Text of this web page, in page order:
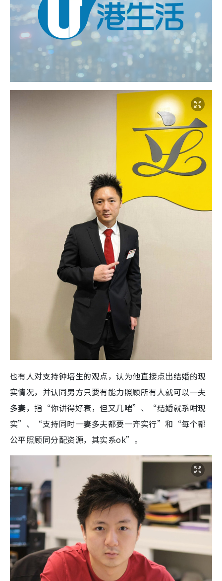
也有人对支持钟培生的观点，认为他直接点出结婚的现
实情况，并认同男方只要有能力照顾所有人就可以一夫
多妻，指“你讲得好衰，但又几啱”、“结婚就系咁现
实”、“支持同时一妻多夫都要一齐实行”和“每个都
公平照顾同分配资源，其实系ok”。